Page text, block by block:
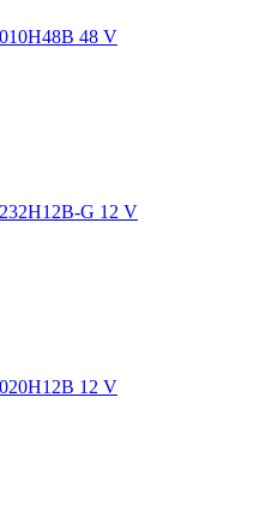
48 V
G 12 V
12 V